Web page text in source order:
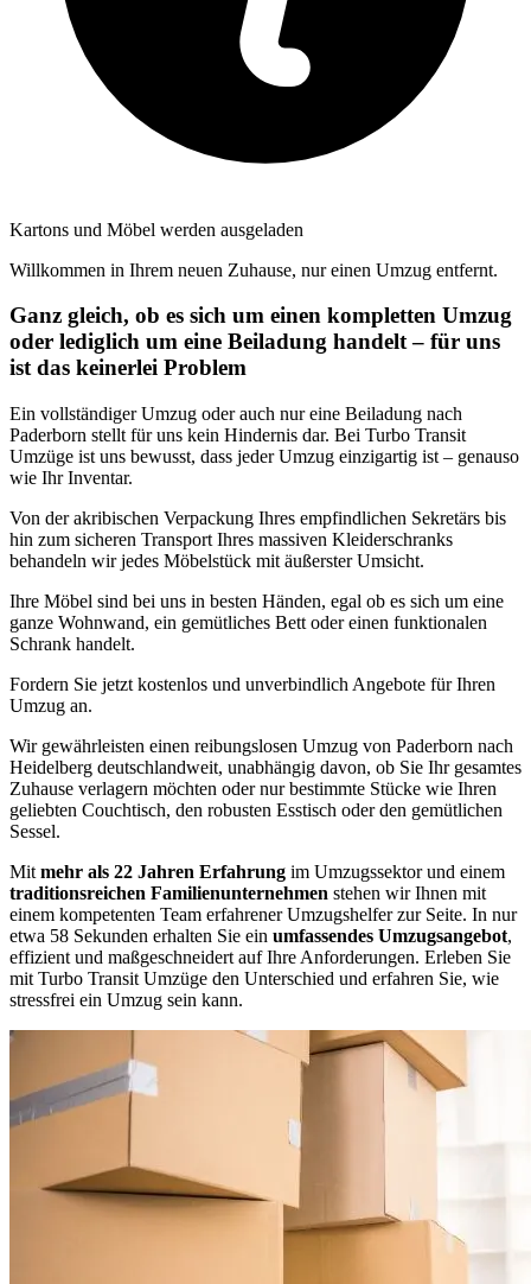
Kartons und Möbel werden ausgeladen
Willkommen in Ihrem neuen Zuhause, nur einen Umzug entfernt.
Ganz gleich, ob es sich um einen kompletten Umzug
oder lediglich um eine Beiladung handelt – für uns
ist das keinerlei Problem
Ein vollständiger Umzug oder auch nur eine Beiladung nach
Paderborn stellt für uns kein Hindernis dar. Bei Turbo Transit
Umzüge ist uns bewusst, dass jeder Umzug einzigartig ist – genauso
wie Ihr Inventar.
Von der akribischen Verpackung Ihres empfindlichen Sekretärs bis
hin zum sicheren Transport Ihres massiven Kleiderschranks
behandeln wir jedes Möbelstück mit äußerster Umsicht.
Ihre Möbel sind bei uns in besten Händen, egal ob es sich um eine
ganze Wohnwand, ein gemütliches Bett oder einen funktionalen
Schrank handelt.
Fordern Sie jetzt kostenlos und unverbindlich Angebote für Ihren
Umzug an.
Wir gewährleisten einen reibungslosen Umzug von Paderborn nach
Heidelberg deutschlandweit, unabhängig davon, ob Sie Ihr gesamtes
Zuhause verlagern möchten oder nur bestimmte Stücke wie Ihren
geliebten Couchtisch, den robusten Esstisch oder den gemütlichen
Sessel.
Mit mehr als 22 Jahren Erfahrung im Umzugssektor und einem
traditionsreichen Familienunternehmen stehen wir Ihnen mit
einem kompetenten Team erfahrener Umzugshelfer zur Seite. In nur
etwa 58 Sekunden erhalten Sie ein umfassendes Umzugsangebot,
effizient und maßgeschneidert auf Ihre Anforderungen. Erleben Sie
mit Turbo Transit Umzüge den Unterschied und erfahren Sie, wie
stressfrei ein Umzug sein kann.